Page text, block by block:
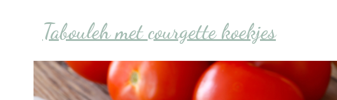
Tabouleh met courgette koekjes